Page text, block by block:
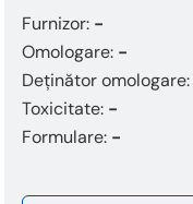
Furnizor: -
Omologare: -
Deținător omologare:
Toxicitate: -
Formulare: -